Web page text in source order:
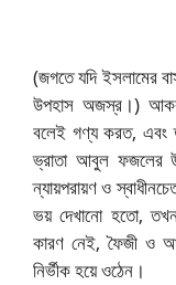
(জগতে যদি ইসলামের
উপহাস অজস্র।)
বলেই গণ্য করত, এবং
ভ্রাতা আবুল ফজলের
ন্যায়পরায়ণ ও
ভয় দেখানো হতো,
কারণ নেই, ফৈজী ও
নির্ভীক হয়ে ওঠেন।